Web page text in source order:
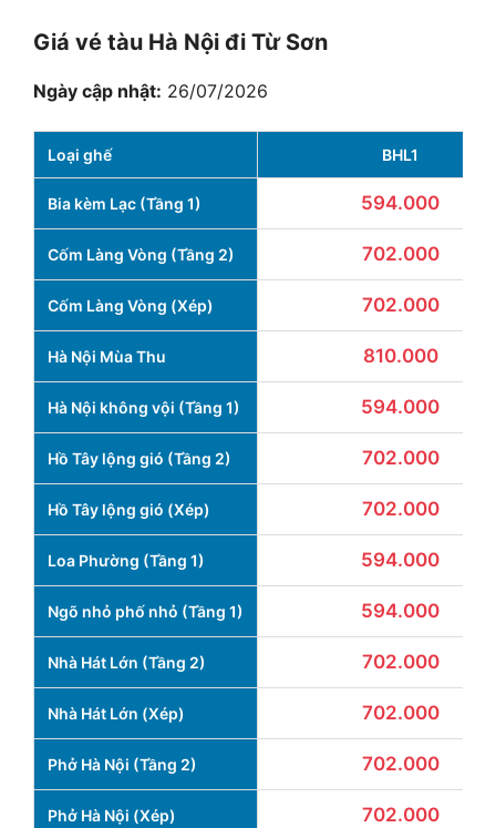
Giá vé tàu Hà Nội đi Từ Sơn
Ngày cập nhật: 26/07/2026
Loại ghế BHL1
Bia kèm Lạc (Tầng 1) 594.000
Cốm Làng Vòng (Tầng 2) 702.000
Cốm Làng Vòng (Xép) 702.000
Hà Nội Mùa Thu 810.000
Hà Nội không vội (Tầng 1) 594.000
Hồ Tây lộng gió (Tầng 2) 702.000
Hồ Tây lộng gió (Xép) 702.000
Loa Phường (Tầng 1) 594.000
Ngõ nhỏ phố nhỏ (Tầng 1) 594.000
Nhà Hát Lớn (Tầng 2) 702.000
Nhà Hát Lớn (Xép) 702.000
Phở Hà Nội (Tầng 2) 702.000
Phở Hà Nội (Xép) 702.000